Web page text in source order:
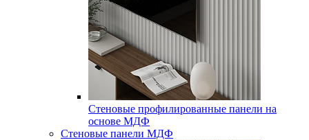
Стеновые профилированные панели на
основе МДФ
Стеновые панели МДФ